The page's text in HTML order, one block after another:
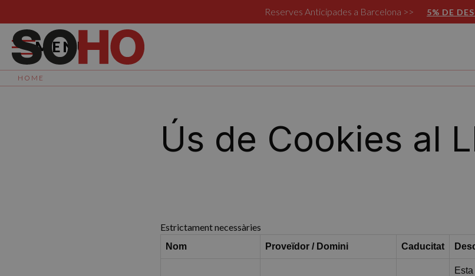
Reserves Anticipades a Barcelona >> 5% DE
MENÚ
HOME
Ús de Cookies al
Estrictament necessàries
Nom Proveïdor / Domini Caducitat